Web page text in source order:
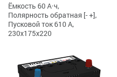
Ёмкость 60 А·ч,
Полярность обратная [- +],
Пусковой ток 610 А,
230x175x220